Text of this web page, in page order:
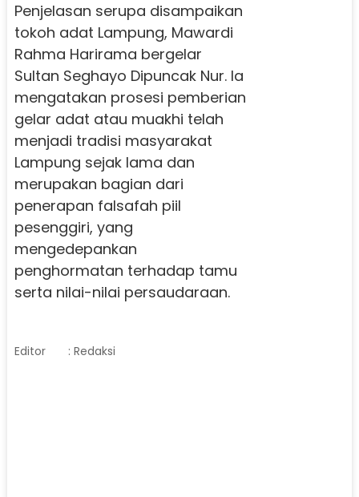
Penjelasan serupa disampaikan
tokoh adat Lampung, Mawardi
Rahma Harirama bergelar
Sultan Seghayo Dipuncak Nur. Ia
mengatakan prosesi pemberian
gelar adat atau muakhi telah
menjadi tradisi masyarakat
Lampung sejak lama dan
merupakan bagian dari
penerapan falsafah piil
pesenggiri, yang
mengedepankan
penghormatan terhadap tamu
serta nilai-nilai persaudaraan.
Editor : Redaksi